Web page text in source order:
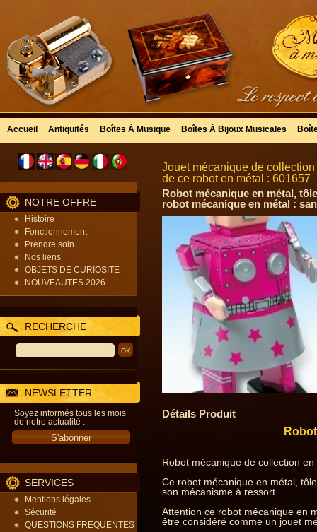
Accueil Antiquités Boîtes À Musique Boîtes À Bijoux Musicales
NOTRE OFFRE
Histoire
Fonctionnement
Prendre soin
Nos liens
OBJETS DE CURIOSITE
NOUVEAUTES 2026
RECHERCHE
NEWSLETTER
Soyez informés tous les mois
de notre actualité :
SERVICES
Mentions légales
Sécurité
QUESTIONS FREQUENTES
Jouet mécanique de
de ce robot en métal : 601657
Robot mécanique en métal,
robot mécanique en métal :
Détails Produit
Robot mécanique de collection
Ce robot mécanique en métal,
son mécanisme à ressort.
Attention ce robot mécanique en
être considéré comme un jouet